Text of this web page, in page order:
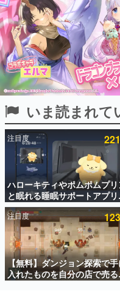
電ファミのいま読まれてい
アプリセール情報
インタビュー
連載・特集
殿堂入り記事
SNS拡散数が数
ど。多くの人々
事をまとめまし
ゲームの企
名作ゲームクリ
聞きし、ヒッ
きます。
赫本
この物語を解
の形をした短
新世代に訊
これからのデ
の姿を追い、
いま読まれて
注目度
ハローキティやポムポムプ
と眠れる睡眠サポートアプリ
『ゆめたび』が配信中。キ
ごとのASMRや目覚ましアラ
ムも搭載
注目度
【無料】ダンジョン探索で手
入れたものを自分の店で売
ーム『Moonlighter』が